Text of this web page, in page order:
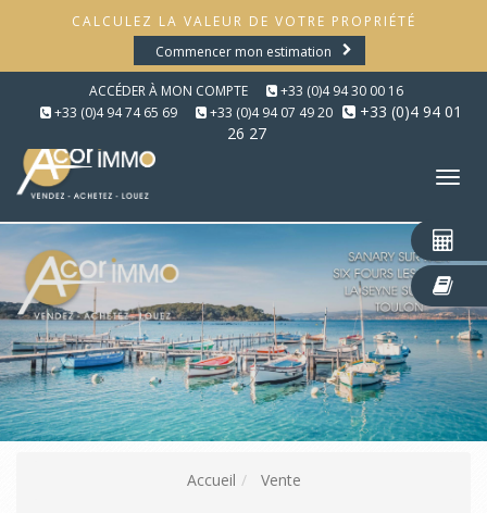
CALCULEZ LA VALEUR DE VOTRE PROPRIÉTÉ
Commencer mon estimation
ACCÉDER À MON COMPTE
+33 (0)4 94 30 00 16
+33 (0)4 94 74 65 69
+33 (0)4 94 07 49 20
+33 (0)4 94 01
26 27
Accueil Vente